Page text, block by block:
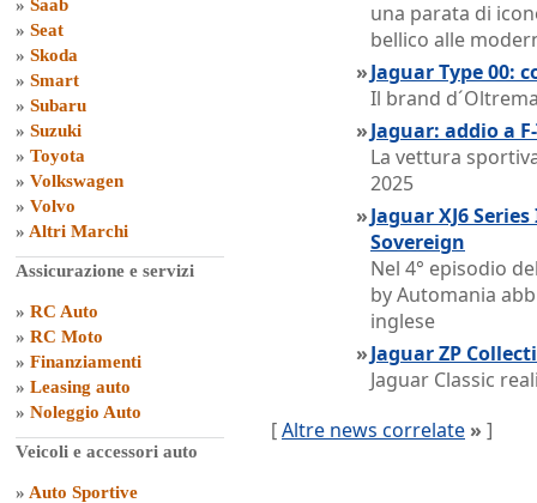
» Saab
» Seat
» Skoda
» Smart
» Subaru
» Suzuki
» Toyota
» Volkswagen
» Volvo
» Altri Marchi
Assicurazione e servizi
» RC Auto
» RC Moto
» Finanziamenti
» Leasing auto
» Noleggio Auto
Veicoli e accessori auto
» Auto Sportive
una parata di
bellico alle
»Jaguar Type 00:
Il brand
»Jaguar: addio a F-
La vettura
2025
»Jaguar XJ6
Sovereign
Nel 4° episodio
by Automania
inglese
»Jaguar ZP
Jaguar Classic
[Altre news correlate » ]